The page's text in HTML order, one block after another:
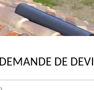
DEMANDE DE